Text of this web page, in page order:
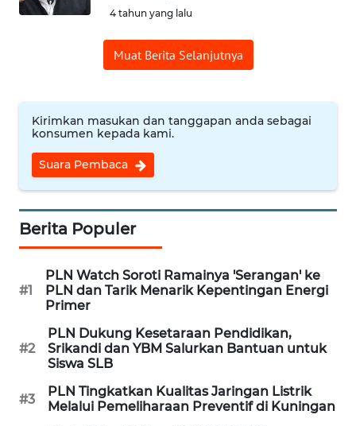
4 tahun yang lalu
Muat Berita Selanjutnya
Kirimkan masukan dan tanggapan anda sebagai
konsumen kepada kami.
Suara Pembaca
Berita Populer
#1
PLN Watch Soroti Ramainya 'Serangan' ke
PLN dan Tarik Menarik Kepentingan Energi
Primer
#2
PLN Dukung Kesetaraan Pendidikan,
Srikandi dan YBM Salurkan Bantuan untuk
Siswa SLB
#3
PLN Tingkatkan Kualitas Jaringan Listrik
Melalui Pemeliharaan Preventif di Kuningan
BINJAI
CIREBON
INDRAMAYU
KUNINGAN
MAJALENGKA
SUBANG